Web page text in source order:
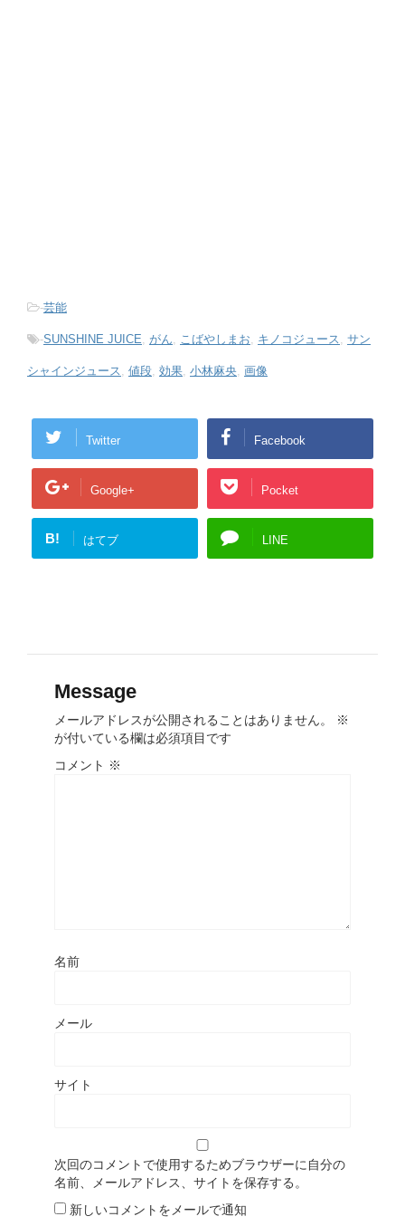
-芸能
-SUNSHINE JUICE, がん, こばやしまお, キノコジュース, サン
シャインジュース, 値段, 効果, 小林麻央, 画像
Twitter Facebook
Google+ Pocket
B! はてブ LINE
Message
メールアドレスが公開されることはありません。
※
が付いている欄は必須項目です
コメント ※
名前
メール
サイト
次回のコメントで使用するためブラウザーに自分の
名前、メールアドレス、サイトを保存する。
新しいコメントをメールで通知